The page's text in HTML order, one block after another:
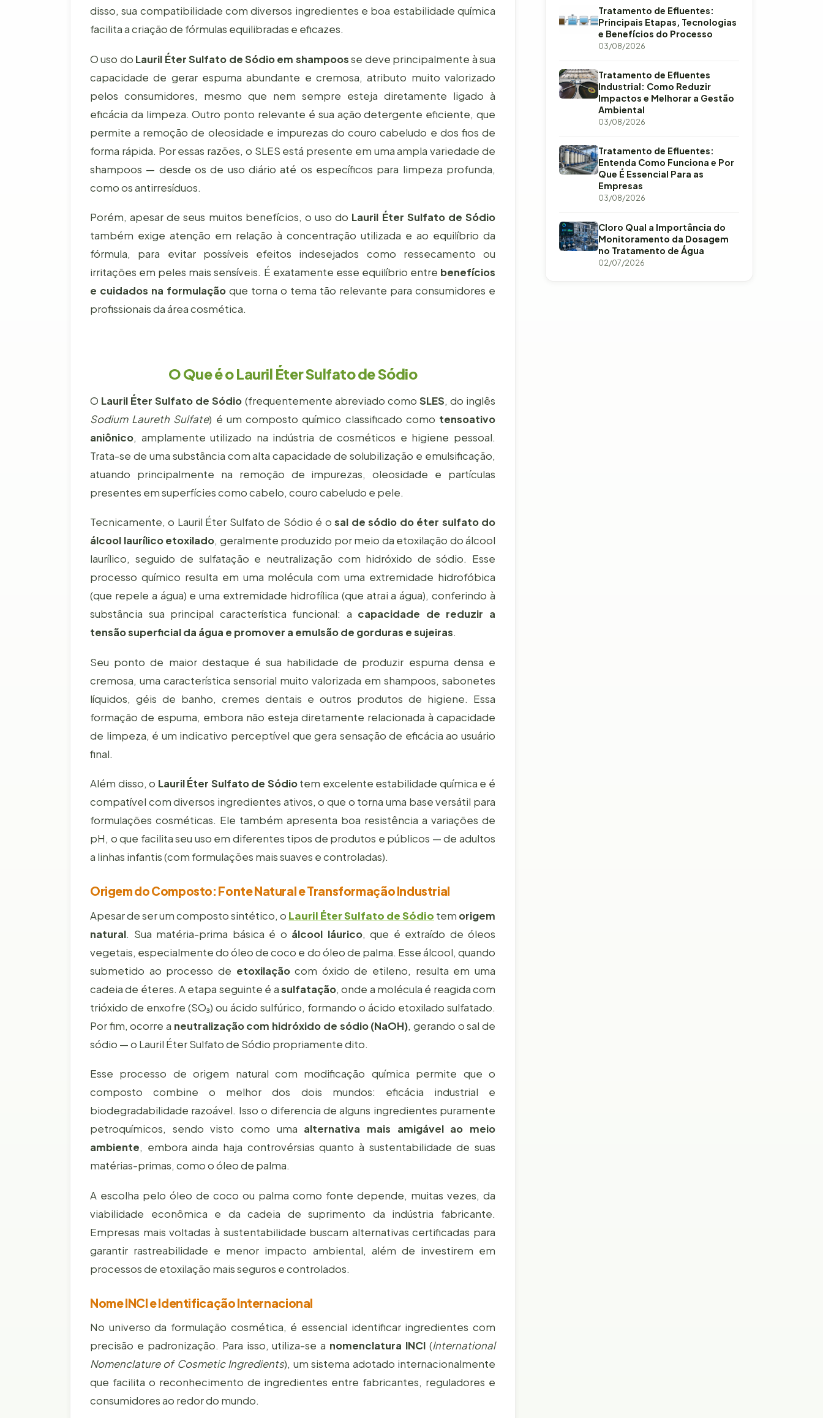
disso, sua compatibilidade com diversos ingredientes e boa estabilidade química
facilita a criação de fórmulas equilibradas e eficazes.
O uso do Lauril Éter Sulfato de Sódio em shampoosse deve principalmente à sua
capacidade de gerar espuma abundante e cremosa, atributo muito valorizado
pelos consumidores, mesmo que nem sempre esteja diretamente ligado à
eficácia da limpeza. Outro ponto relevante é sua ação detergente eficiente, que
permite a remoção de oleosidade e impurezas do couro cabeludo e dos fios de
forma rápida. Por essas razões, o SLES está presente em uma ampla variedade de
shampoos — desde os de uso diário até os específicos para limpeza profunda,
como os antirresíduos.
Porém, apesar de seus muitos benefícios, o uso do Lauril Éter Sulfato de Sódio
também exige atenção em relação à concentração utilizada e ao equilíbrio da
fórmula, para evitar possíveis efeitos indesejados como ressecamento ou
irritações em peles mais sensíveis. É exatamente esse equilíbrio entre benefícios
e cuidados na formulação que torna o tema tão relevante para consumidores e
profissionais da área cosmética.
O Que é o Lauril Éter Sulfato de Sódio
O Lauril Éter Sulfato de Sódio (frequentemente abreviado como SLES, do inglês
Sodium Laureth Sulfate) é um composto químico classificado como tensoativo
aniônico, amplamente utilizado na indústria de cosméticos e higiene pessoal.
Trata-se de uma substância com alta capacidade de solubilização e emulsificação,
atuando principalmente na remoção de impurezas, oleosidade e partículas
presentes em superfícies como cabelo, couro cabeludo e pele.
Tecnicamente, o Lauril Éter Sulfato de Sódio é osal de sódio do éter sulfato do
álcool laurílico etoxilado, geralmente produzido por meio da etoxilação do álcool
laurílico, seguido de sulfatação e neutralização com hidróxido de sódio. Esse
processo químico resulta em uma molécula com uma extremidade hidrofóbica
(que repele a água) e uma extremidade hidrofílica (que atrai a água), conferindo à
substância sua principal característica funcional: a capacidade de reduzir a
tensão superficial da água e promover a emulsão de gorduras e sujeiras.
Seu ponto de maior destaque é sua habilidade de produzir espuma densa e
cremosa, uma característica sensorial muito valorizada em shampoos, sabonetes
líquidos, géis de banho, cremes dentais e outros produtos de higiene. Essa
formação de espuma, embora não esteja diretamente relacionada à capacidade
de limpeza, é um indicativo perceptível que gera sensação de eficácia ao usuário
final.
Além disso, o Lauril Éter Sulfato de Sódiotem excelente estabilidade química e é
compatível com diversos ingredientes ativos, o que o torna uma base versátil para
formulações cosméticas. Ele também apresenta boa resistência a variações de
pH, o que facilita seu uso em diferentes tipos de produtos e públicos — de adultos
a linhas infantis (com formulações mais suaves e controladas).
Origem do Composto: Fonte Natural e Transformação Industrial
Apesar de ser um composto sintético, o Lauril Éter Sulfato de Sódio tem origem
natural. Sua matéria-prima básica é o álcool láurico, que é extraído de óleos
vegetais, especialmente do óleo de coco e do óleo de palma. Esse álcool, quando
submetido ao processo de etoxilaçãocom óxido de etileno, resulta em uma
cadeia de éteres. A etapa seguinte é asulfatação, onde a molécula é reagida com
trióxido de enxofre (SO₃) ou ácido sulfúrico, formando o ácido etoxilado sulfatado.
Por fim, ocorre a neutralização com hidróxido de sódio (NaOH), gerando o sal de
sódio — o Lauril Éter Sulfato de Sódio propriamente dito.
Esse processo de origem natural com modificação química permite que o
composto combine o melhor dos dois mundos: eficácia industrial e
biodegradabilidade razoável. Isso o diferencia de alguns ingredientes puramente
petroquímicos, sendo visto como uma alternativa mais amigável ao meio
ambiente, embora ainda haja controvérsias quanto à sustentabilidade de suas
matérias-primas, como o óleo de palma.
A escolha pelo óleo de coco ou palma como fonte depende, muitas vezes, da
viabilidade econômica e da cadeia de suprimento da indústria fabricante.
Empresas mais voltadas à sustentabilidade buscam alternativas certificadas para
garantir rastreabilidade e menor impacto ambiental, além de investirem em
processos de etoxilação mais seguros e controlados.
Nome INCI e Identificação Internacional
No universo da formulação cosmética, é essencial identificar ingredientes com
precisão e padronização. Para isso, utiliza-se a nomenclatura INCI (International
Nomenclature of Cosmetic Ingredients), um sistema adotado internacionalmente
que facilita o reconhecimento de ingredientes entre fabricantes, reguladores e
consumidores ao redor do mundo.
Tratamento de Efluentes:
Principais Etapas, Tecnologias
e Benefícios do Processo
03/08/2026
Tratamento de Efluentes
Industrial: Como Reduzir
Impactos e Melhorar a Gestão
Ambiental
03/08/2026
Tratamento de Efluentes:
Entenda Como Funciona e Por
Que É Essencial Para as
Empresas
03/08/2026
Cloro Qual a Importância do
Monitoramento da Dosagem
no Tratamento de Água
02/07/2026